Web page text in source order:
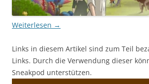
Weiterlesen →
Links in diesem Artikel sind zum Teil
Links. Durch die Verwendung dieser
Sneakpod unterstützen.